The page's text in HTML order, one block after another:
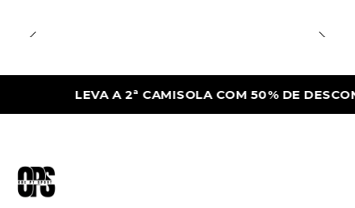
LEVA A 2ª CAMISOLA COM 50% DE DESCONTO